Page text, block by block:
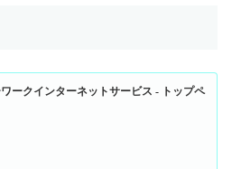
ークインターネットサービス - トップペ